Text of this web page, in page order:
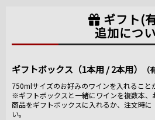
ギフト(
追加につ
ギフトボックス（1本用 / 2本用）
750mlサイズのお好みのワインを入れること
※ギフトボックスと一緒にワインを複数本、
商品をギフトボックスに入れるか、注文時
い。